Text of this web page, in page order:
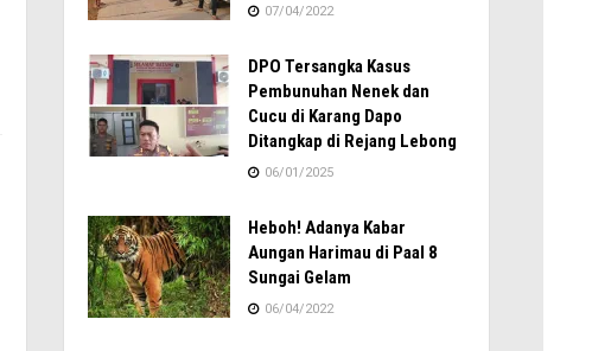
07/04/2022
DPO Tersangka Kasus
Pembunuhan Nenek dan
Cucu di Karang Dapo
Ditangkap di Rejang Lebong
06/01/2025
Heboh! Adanya Kabar
Aungan Harimau di Paal 8
Sungai Gelam
06/04/2022